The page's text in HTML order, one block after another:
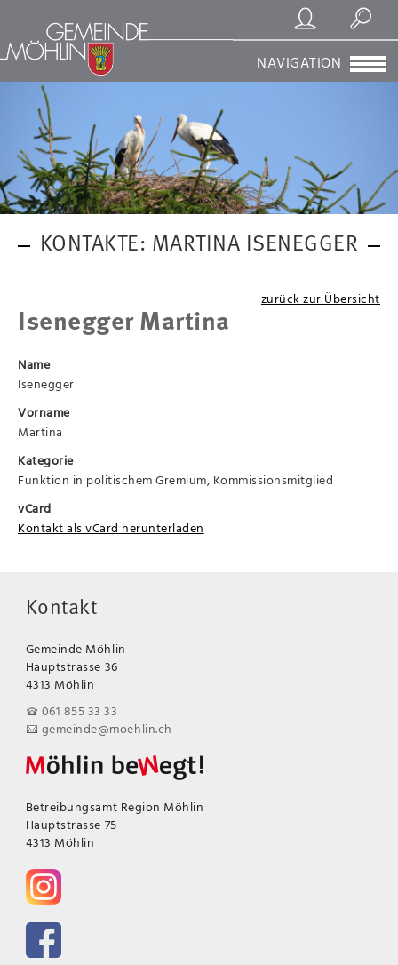
Registrierung/Login
Suchen
NAVIGATION
KONTAKTE: MARTINA ISENEGGER
zurück zur Übersicht
Isenegger Martina
Name
Isenegger
Vorname
Martina
Kategorie
Funktion in politischem Gremium, Kommissionsmitglied
vCard
Kontakt als vCard herunterladen
Kontakt
Gemeinde Möhlin
Hauptstrasse 36
4313 Möhlin
061 855 33 33
gemeinde@moehlin.ch
Betreibungsamt Region Möhlin
Hauptstrasse 75
4313 Möhlin